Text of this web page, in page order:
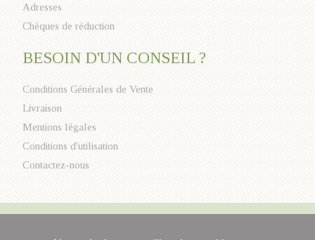
Adresses
Chèques de réduction
BESOIN D'UN CONSEIL ?
Conditions Générales de Vente
Livraison
Mentions légales
Conditions d'utilisation
Contactez-nous